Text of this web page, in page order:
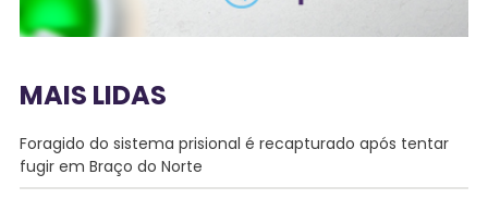
MAIS LIDAS
Foragido do sistema prisional é recapturado após tentar
fugir em Braço do Norte